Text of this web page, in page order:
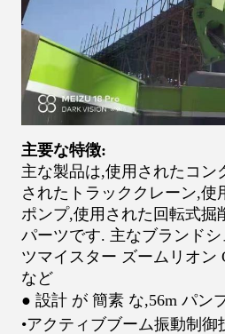
主要な特徴:
主な製品は,使用されたコン
されたトラッククレーン,使
ポンプ,使用された回転式掘
パーツです. 主なブランド
ツマイスター ズームリオン
など
● 設計 が 簡素 な,56m パン
•アクティブブーム振動制